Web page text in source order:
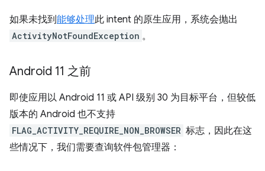
如果未找到能够处理此 intent 的原生应用，系统会抛出
ActivityNotFoundException 。
Android 11 之前
即使应用以 Android 11 或 API 级别 30 为目标平台，但较低
版本的 Android 也不支持
FLAG_ACTIVITY_REQUIRE_NON_BROWSER 标志，因此在这
些情况下，我们需要查询软件包管理器：